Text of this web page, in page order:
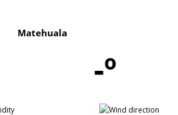
Matehuala
-º
-